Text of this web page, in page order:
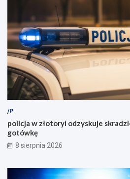
/P
policja w złotoryi odzyskuje
gotówkę
8 sierpnia 2026